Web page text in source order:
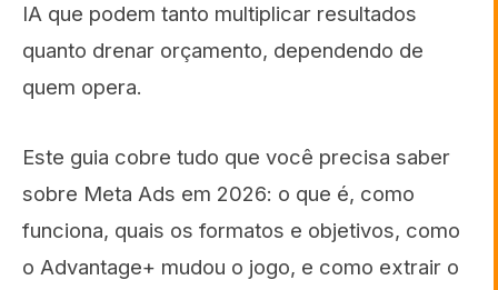
IA que podem tanto multiplicar resultados
quanto drenar orçamento, dependendo de
quem opera.
Este guia cobre tudo que você precisa saber
sobre Meta Ads em 2026: o que é, como
funciona, quais os formatos e objetivos, como
o Advantage+ mudou o jogo, e como extrair o